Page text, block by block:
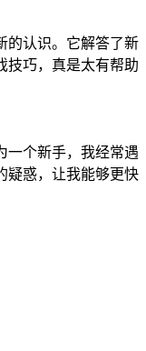
的认识。它解答了新
技巧，真是太有帮助
一个新手，我经常遇
疑惑，让我能够更快